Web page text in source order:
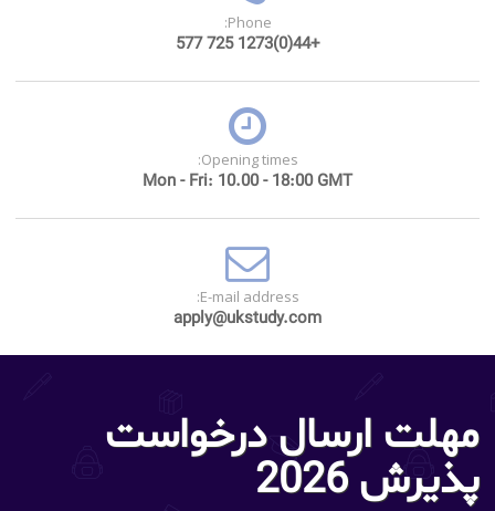
Phone:
+44(0)1273 725 577
Opening times:
Mon - Fri: 10.00 - 18:00 GMT
E-mail address:
apply@ukstudy.com
مهلت ارسال درخواست
پذیرش 2026